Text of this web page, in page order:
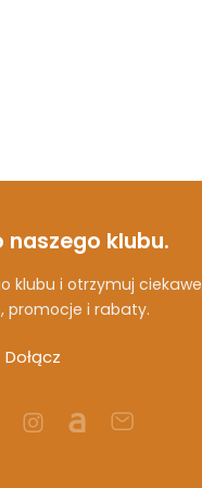
naszego klubu.
klubu i otrzymuj ciekawe
promocje i rabaty.
Dołącz